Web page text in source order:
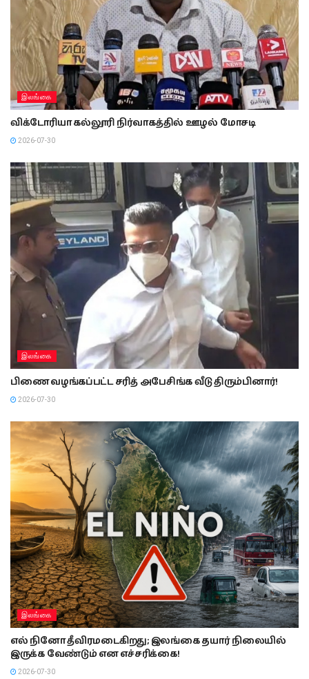
இலங்கை
விக்டோரியா கல்லூரி நிர்வாகத்தில் ஊழல் மோசடி
2026-07-30
இலங்கை
பிணை வழங்கப்பட்ட சரித் அபேசிங்க வீடு திரும்பினார்!
2026-07-30
இலங்கை
எல் நினோ தீவிரமடைகிறது; இலங்கை தயார் நிலையில்
இருக்க வேண்டும் என எச்சரிக்கை!
2026-07-30